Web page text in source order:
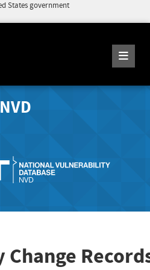
States government
NVD